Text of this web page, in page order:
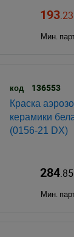
193.23
Мин.
код 136553
Краска
керамики
(0156-21 DX)
284.85
Мин.